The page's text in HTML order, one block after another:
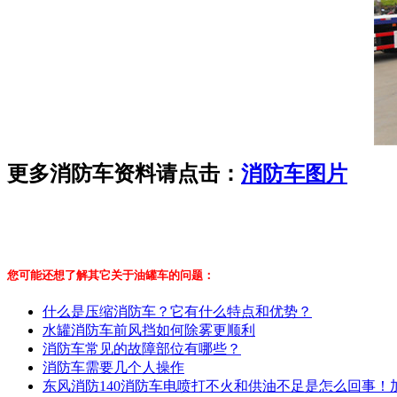
更多消防车资料请点击： 消防车图片
您可能还想了解其它关于油罐车的问题：
什么是压缩消防车？它有什么特点和优势？
水罐消防车前风挡如何除雾更顺利
消防车常见的故障部位有哪些？
消防车需要几个人操作
东风消防140消防车电喷打不火和供油不足是怎么回事！